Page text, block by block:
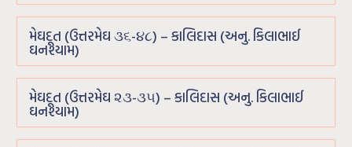
મેઘદૂત (ઉત્તરમેઘ ૩૬-૪૮) – કાલિદાસ (અનુ. કિલાભાઈ
ઘનશ્યામ)
મેઘદૂત (ઉત્તરમેઘ ૨૩-૩૫) – કાલિદાસ (અનુ. કિલાભાઈ
ઘનશ્યામ)